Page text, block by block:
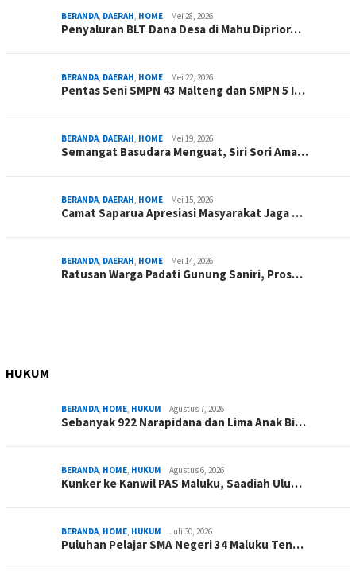
BERANDA DAERAH HOME Mei 28, 2026
Penyaluran BLT Dana Desa di Mahu Diprior…
BERANDA DAERAH HOME Mei 22, 2026
Pentas Seni SMPN 43 Malteng dan SMPN 5 I…
BERANDA DAERAH HOME Mei 19, 2026
Semangat Basudara Menguat, Siri Sori Ama…
BERANDA DAERAH HOME Mei 15, 2026
Camat Saparua Apresiasi Masyarakat Jaga …
BERANDA DAERAH HOME Mei 14, 2026
Ratusan Warga Padati Gunung Saniri, Pros…
HUKUM
BERANDA HOME HUKUM Agustus 7, 2026
Sebanyak 922 Narapidana dan Lima Anak Bi…
BERANDA HOME HUKUM Agustus 6, 2026
Kunker ke Kanwil PAS Maluku, Saadiah Ulu…
BERANDA HOME HUKUM Juli 30, 2026
Puluhan Pelajar SMA Negeri 34 Maluku Ten…